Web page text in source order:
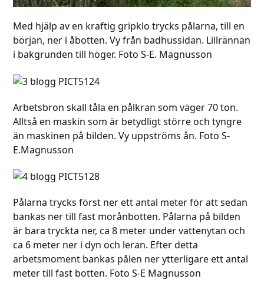
Med hjälp av en kraftig gripklo trycks pålarna, till en
början, ner i åbotten. Vy från badhussidan. Lillrännan
i bakgrunden till höger. Foto S-E. Magnusson
Arbetsbron skall tåla en pålkran som väger 70 ton.
Alltså en maskin som är betydligt större och tyngre
än maskinen på bilden. Vy uppströms ån. Foto S-
E.Magnusson
Pålarna trycks först ner ett antal meter för att sedan
bankas ner till fast morånbotten. Pålarna på bilden
är bara tryckta ner, ca 8 meter under vattenytan och
ca 6 meter ner i dyn och leran. Efter detta
arbetsmoment bankas pålen ner ytterligare ett antal
meter till fast botten. Foto S-E Magnusson